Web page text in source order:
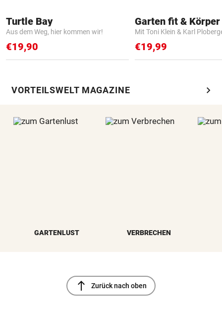
Turtle Bay
Aus dem Weg, hier kommen wir!
€19,90
Garten fit &
Mit Toni Klein & Karl
€19,99
VORTEILSWELT MAGAZINE chevron_right
GARTENLUST VERBRECHEN
north Zurück nach oben